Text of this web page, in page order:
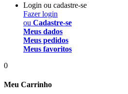
Login ou cadastre-se
Fazer login
ou Cadastre-se
Meus dados
Meus pedidos
Meus favoritos
0
Meu Carrinho